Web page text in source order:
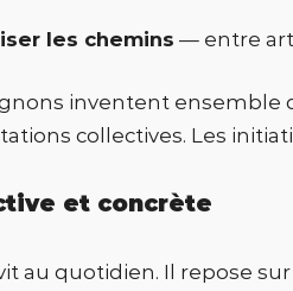
les chemins — entre
inventent ensemble
collectives. Les
et concrète
au quotidien. Il repose